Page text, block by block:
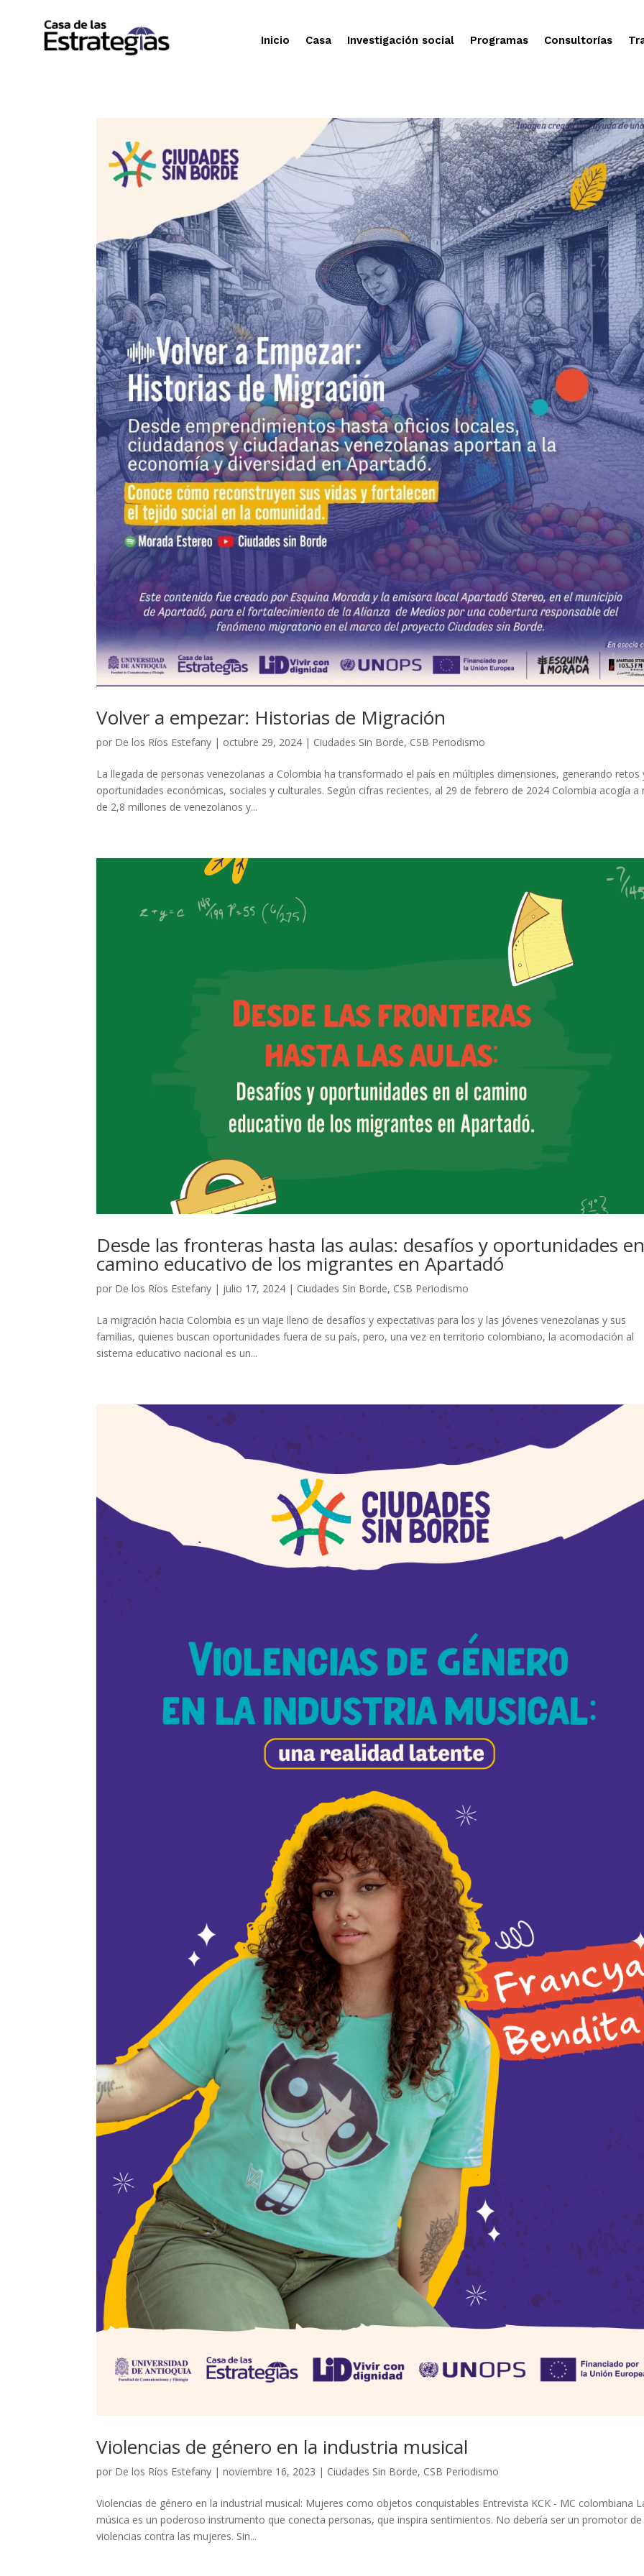
Inicio Casa Investigación social Programas Consultorías
Volver a empezar: Historias de Migración
por De los Ríos Estefany | octubre 29, 2024 | Ciudades Sin Borde, CSB Periodismo
La llegada de personas venezolanas a Colombia ha transformado el país en múltiples dimensiones, generando retos
oportunidades económicas, sociales y culturales. Según cifras recientes, al 29 de febrero de 2024 Colombia acogía a
de 2,8 millones de venezolanos y...
Desde las fronteras hasta las aulas: desafíos y oportunidades
camino educativo de los migrantes en Apartadó
por De los Ríos Estefany | julio 17, 2024 | Ciudades Sin Borde, CSB Periodismo
La migración hacia Colombia es un viaje lleno de desafíos y expectativas para los y las jóvenes venezolanas y sus
familias, quienes buscan oportunidades fuera de su país, pero, una vez en territorio colombiano, la acomodación al
sistema educativo nacional es un...
Violencias de género en la industria musical
por De los Ríos Estefany |noviembre 16, 2023 | Ciudades Sin Borde, CSB Periodismo
Violencias de género en la industrial musical: Mujeres como objetos conquistables Entrevista KCK - MC colombiana
música es un poderoso instrumento que conecta personas, que inspira sentimientos. No debería ser un promotor de
violencias contra las mujeres. Sin...